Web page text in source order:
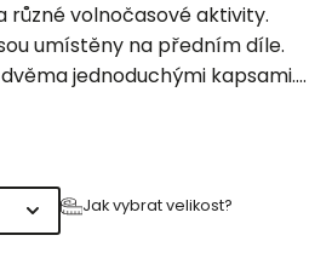
různé volnočasové aktivity.
umístěny na předním díle.
jednoduchými kapsami.
rozparky a jsou ukončeny
V pase je pro větší komfort při
guma. Pas je navíc zajištěn
se stahovací samosvorkou
Jak vybrat velikost?